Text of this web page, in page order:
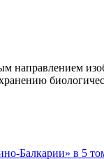
направлением